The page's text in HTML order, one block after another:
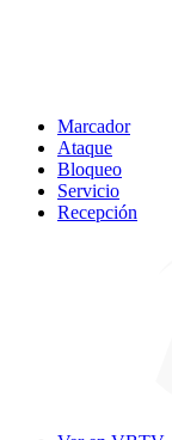
Marcador
Ataque
Bloqueo
Servicio
Recepción